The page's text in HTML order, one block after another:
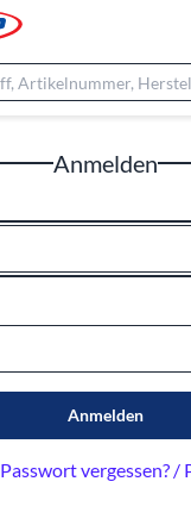
Anmelden
Anmelden
Passwort vergessen? /